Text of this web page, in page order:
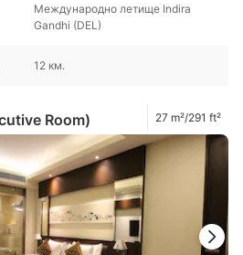
Международно летище Indira
Gandhi (DEL)
12 км.
Room) 27 m²/291 ft²